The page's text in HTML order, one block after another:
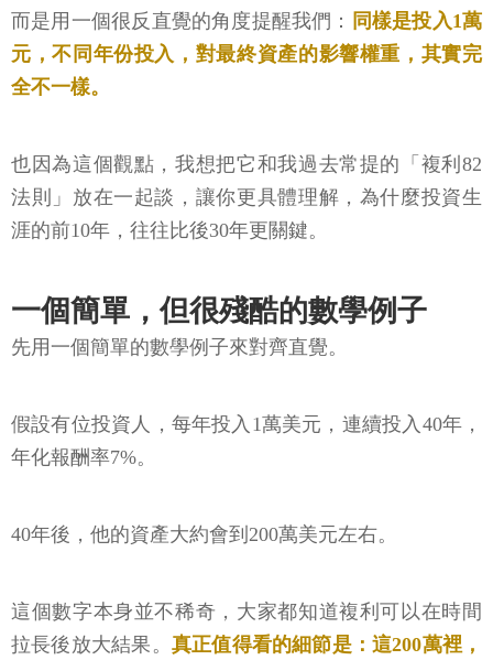
而是用一個很反直覺的角度提醒我們：
同樣是投入1萬
元，不同年份投入，對最終資產的影響權重，其實完
全不一樣。
也因為這個觀點，我想把它和我過去常提的「複利82
法則」放在一起談，讓你更具體理解，為什麼投資生
涯的前10年，往往比後30年更關鍵。
一個簡單，但很殘酷的數學例子
先用一個簡單的數學例子來對齊直覺。
假設有位投資人，每年投入1萬美元，連續投入40年，
年化報酬率7%。
40年後，他的資產大約會到200萬美元左右。
這個數字本身並不稀奇，大家都知道複利可以在時間
拉長後放大結果。 真正值得看的細節是：這200萬裡，